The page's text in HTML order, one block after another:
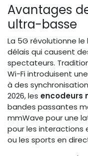
Avantages
ultra-basse
La 5G révolutionne
délais qui causent
spectateurs.
Wi-Fi introduisent
à des
2026, les encodeurs
bandes passantes
mmWave pour une
pour les interactions
ou les sports en